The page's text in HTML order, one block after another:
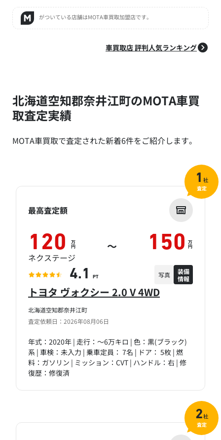
がついている店舗はMOTA車買取加盟店です。
車買取店 評判人気ランキング
北海道空知郡奈井江町のMOTA車買
取査定実績
MOTA車買取で査定された新着6件をご紹介します。
北海道空知郡奈井江町
査定依頼日：2026年08月06日
トヨタ ヴォクシー 2.0 V 4WD
年式：2020年 | 走行：～6万キロ | 色：黒(ブラック)
系 | 車検：未入力 | 乗車定員： 7名 | ドア： 5枚 | 燃
料：ガソリン | ミッション：CVT | ハンドル：右 | 修
復歴：修復済
最高査定額
120 万
円 ～ 150 万
円
ネクステージ
4.1 PT 写真
装備
情報
1 社
査定
2社
査定